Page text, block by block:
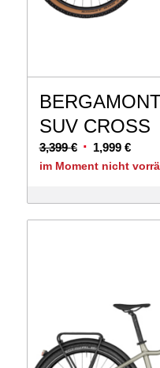
SUV CROSS
3,399€ Ursprünglicher
Preis
3,399 €
1,999 €
Preis
im Moment nicht